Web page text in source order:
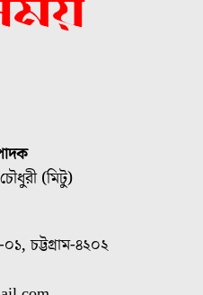
(মিটু)
চট্টগ্রাম-৪২০২